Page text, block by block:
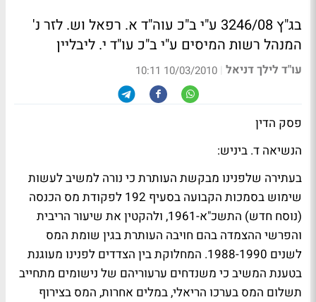
בג"ץ 3246/08 ע"י ב"כ עוה"ד א. רפאל וש. לזר נ'
המנהל רשות המיסים ע"י ב"כ עו"ד י. ליבליין
עו"ד לילך דניאל |
10/03/2010 10:11
פסק הדין
הנשיאה ד. ביניש:
בעתירה שלפנינו מבקשת העותרת כי נורה למשיב לעשות
שימוש בסמכות הקבועה בסעיף 192 לפקודת מס הכנסה
(נוסח חדש) התשכ"א-1961, ולהקטין את שיעור הריבית
והפרשי ההצמדה בהם חויבה העותרת בגין שומת המס
לשנים 1988-1990. המחלוקת בין הצדדים לפנינו מעוגנת
בטענת המשיב כי משנדחים ערעוריהם של נישומים מתחייב
תשלום המס בערכו הריאלי, במלים אחרות, המס בצירוף